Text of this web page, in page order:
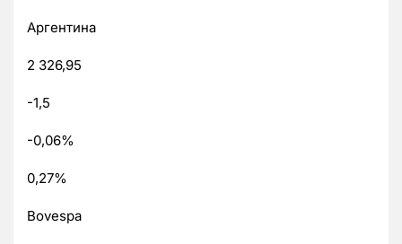
Аргентина
2 326,95
-1,5
-0,06%
0,27%
Bovespa